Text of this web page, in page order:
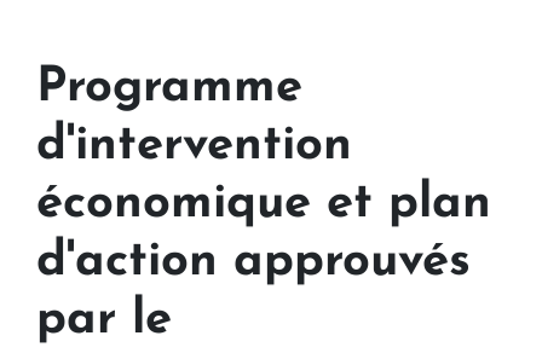
Programme
d'intervention
économique et plan
d'action approuvés
par le